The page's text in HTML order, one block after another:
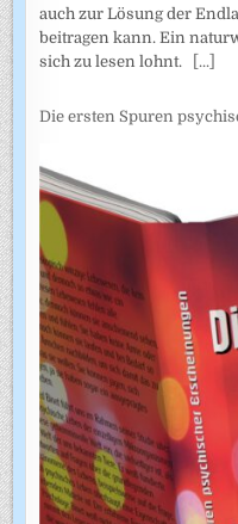
auch zur Lösung der
beitragen kann. Ein
sich zu lesen lohnt.
[...]
Die ersten Spuren